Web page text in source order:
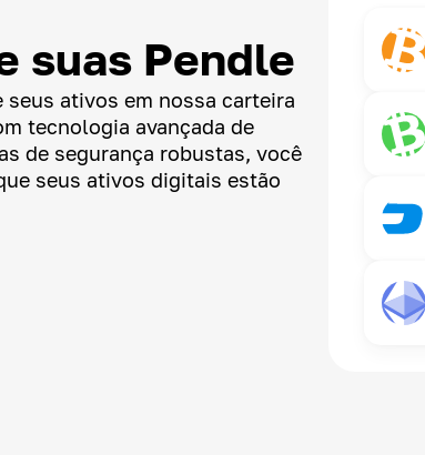
suas Pendle
seus ativos em nossa carteira
tecnologia avançada de
de segurança robustas, você
seus ativos digitais estão